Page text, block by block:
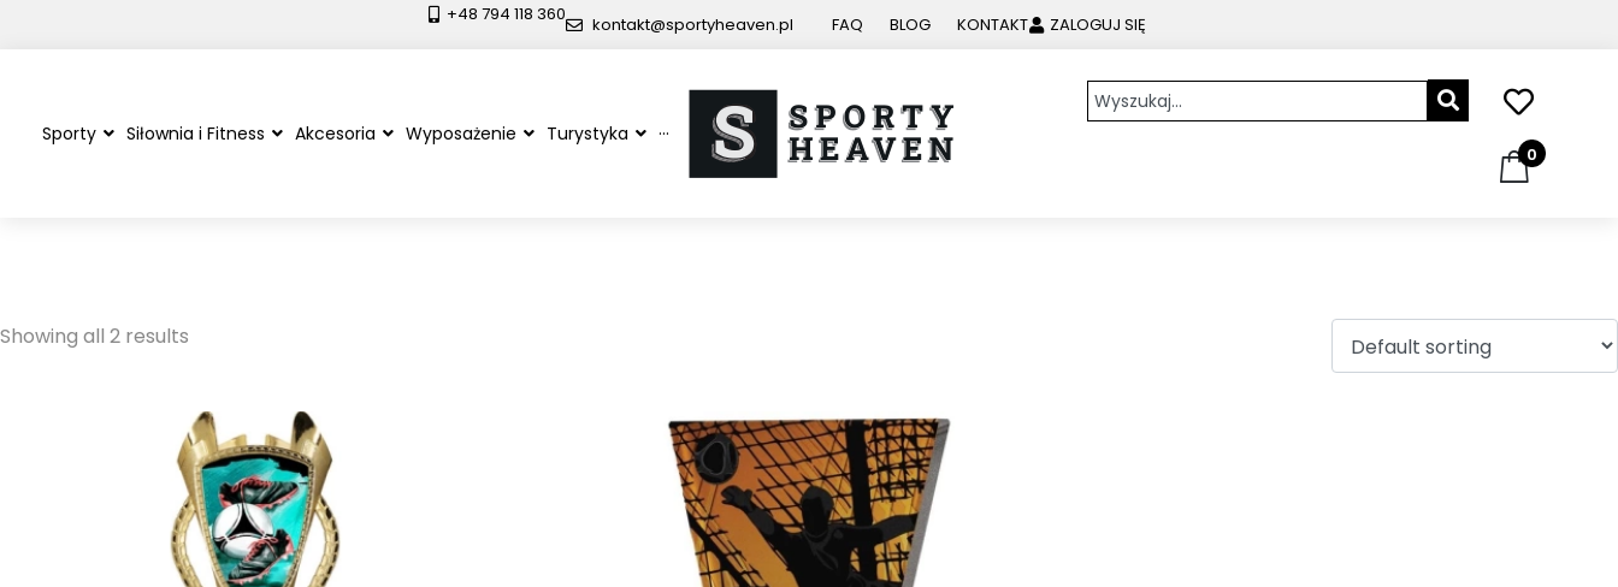
kontakt@sportyheaven.pl
+48 794 118 360 FAQ BLOG KONTAKT ZALOGUJ SIĘ
Sporty Siłownia i Fitness Akcesoria Wyposażenie Turystyka ···
0
Showing all 2 results